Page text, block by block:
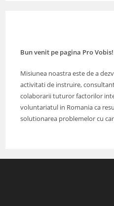
Bun venit pe pagina Pro Vobis!
Misiunea noastra este de a
activitati de instruire,
colaborarii tuturor factorilor
voluntariatul in Romania ca
solutionarea problemelor cu